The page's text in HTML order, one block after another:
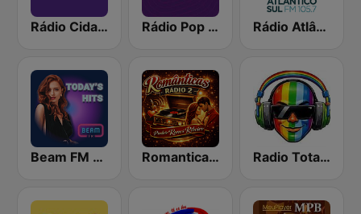
Rádio Cidade 100.1 Rádio Pop 95.1 FM Rádio Atlântico Sul FM 105.7
Beam FM - UK Romanticas Radio 2 Radio Total Hitz